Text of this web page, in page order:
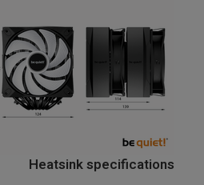
Heatsink specifications